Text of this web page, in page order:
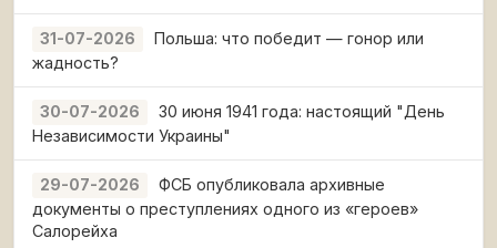
31-07-2026
Польша: что победит — гонор или
жадность?
30-07-2026
30 июня 1941 года: настоящий "День
Независимости Украины"
29-07-2026
ФСБ опубликовала архивные
документы о преступлениях одного из «героев»
Салорейха